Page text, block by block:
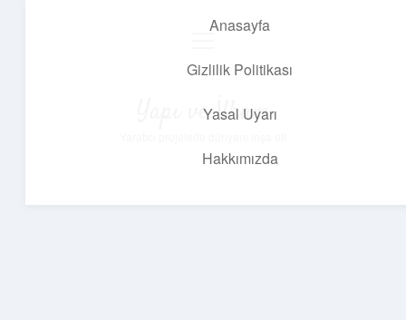
Anasayfa
Gizlilik Politikası
Yasal Uyarı
Hakkımızda
Yapı ve İlham